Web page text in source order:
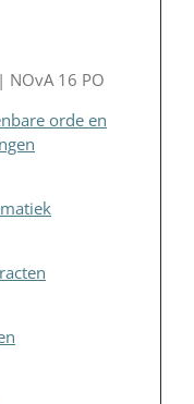
NOvA 16 PO
orde en